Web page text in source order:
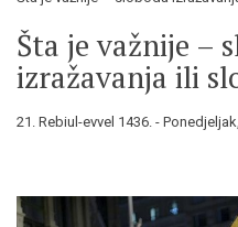
Šta je važnije –
izražavanja ili
21. Rebiul-evvel 1436. -